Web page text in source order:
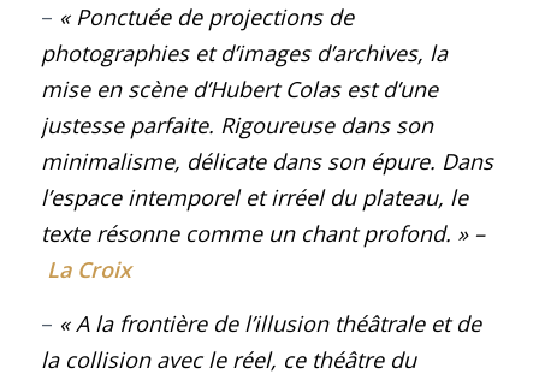
– « Ponctuée de projections de
photographies et d’images d’archives, la
mise en scène d’Hubert Colas est d’une
justesse parfaite. Rigoureuse dans son
minimalisme, délicate dans son épure. Dans
l’espace intemporel et irréel du plateau, le
texte résonne comme un chant profond. » –
La Croix
– « A la frontière de l’illusion théâtrale et de
la collision avec le réel, ce théâtre du